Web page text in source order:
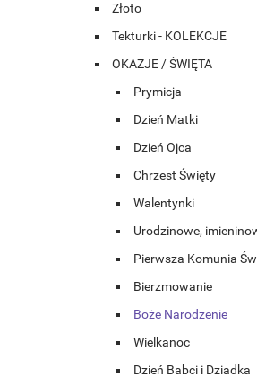
Złoto
Tekturki - KOLEKCJE
OKAZJE / ŚWIĘTA
Prymicja
Dzień Matki
Dzień Ojca
Chrzest Święty
Walentynki
Urodzinowe,
Pierwsza Komunia
Bierzmowanie
Boże Narodzenie
Wielkanoc
Dzień Babci i Dziadka